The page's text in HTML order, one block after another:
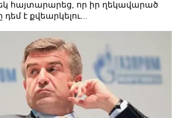
հայտարարեց, որ իր ղեկավարած
դեմ է քվեարկելու...